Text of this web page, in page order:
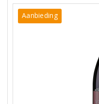
Aanbieding